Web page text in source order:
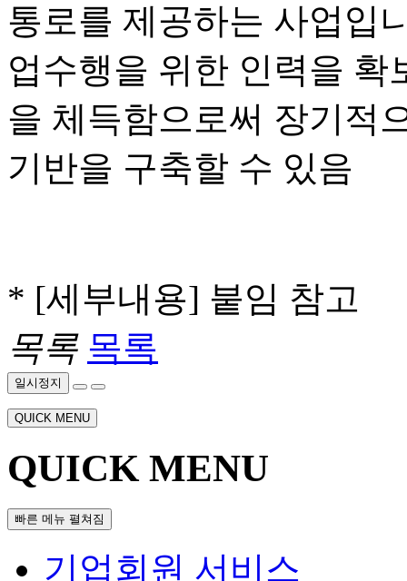
통로를 제공하는 사업입
업수행을 위한 인력을
을 체득함으로써 장기적
기반을 구축할 수 있음
* [세부내용] 붙임 참고
목록 목록
일시정지
QUICK MENU
QUICK MENU
빠른 메뉴 펼쳐짐
기업회원 서비스